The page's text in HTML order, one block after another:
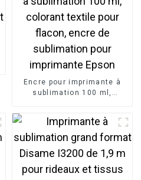
Encre pour imprimante à
sublimation 100 ml,
sublimation pour
imprimante Epson